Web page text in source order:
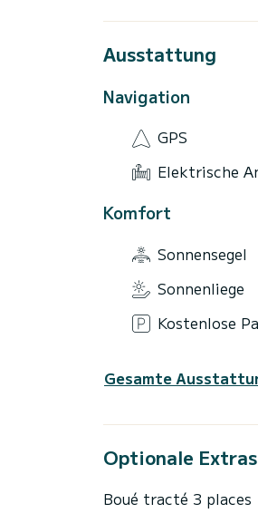
Ausstattung
Navigation
GPS
Elektrische
Komfort
Sonnensegel
Sonnenliege
Kostenlose
Gesamte
Optionale Extras
Boué tracté 3 places